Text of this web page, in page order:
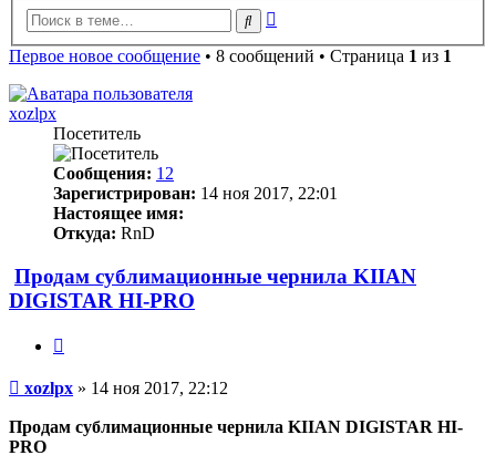
Поиск
Первое новое сообщение • 8 сообщений • Страница 1 из 1
xozlpx
Посетитель
Сообщения: 12
Зарегистрирован: 14 ноя 2017, 22:01
Настоящее имя:
Откуда: RnD
Продам сублимационные чернила KIIAN
DIGISTAR HI-PRO
Непрочитанное
сообщение
xozlpx » 14 ноя 2017, 22:12
Продам сублимационные чернила KIIAN DIGISTAR HI-
PRO